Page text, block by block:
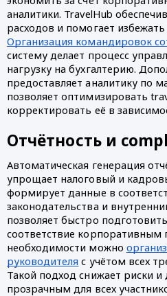
аналитики. TravelHub
расходов и помогает
Организация командировок
систему делает процесс
нагрузку на бухгалтерию.
предоставляет аналитику по
позволяет оптимизировать
корректировать её в
Отчётность и
Автоматическая генерация
упрощает налоговый и
формирует данные в
законодательства и
позволяет быстро
соответствие корпоративным
необходимости можно
руководителя с учётом всех
Такой подход снижает риски и
прозрачным для всех